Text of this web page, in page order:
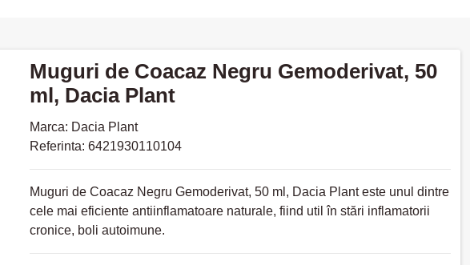
Muguri de Coacaz Negru Gemoderivat, 50
ml, Dacia Plant
Marca: Dacia Plant
Referinta: 6421930110104
Muguri de Coacaz Negru Gemoderivat, 50 ml, Dacia Plant este unul dintre
cele mai eficiente antiinflamatoare naturale, fiind util în stări inflamatorii
cronice, boli autoimune.